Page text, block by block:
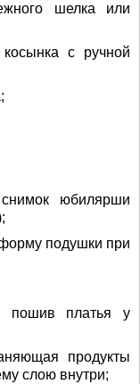
шелка или
с ручной
юбилярши
подушки при
пошив платья у
продукты
слою внутри;